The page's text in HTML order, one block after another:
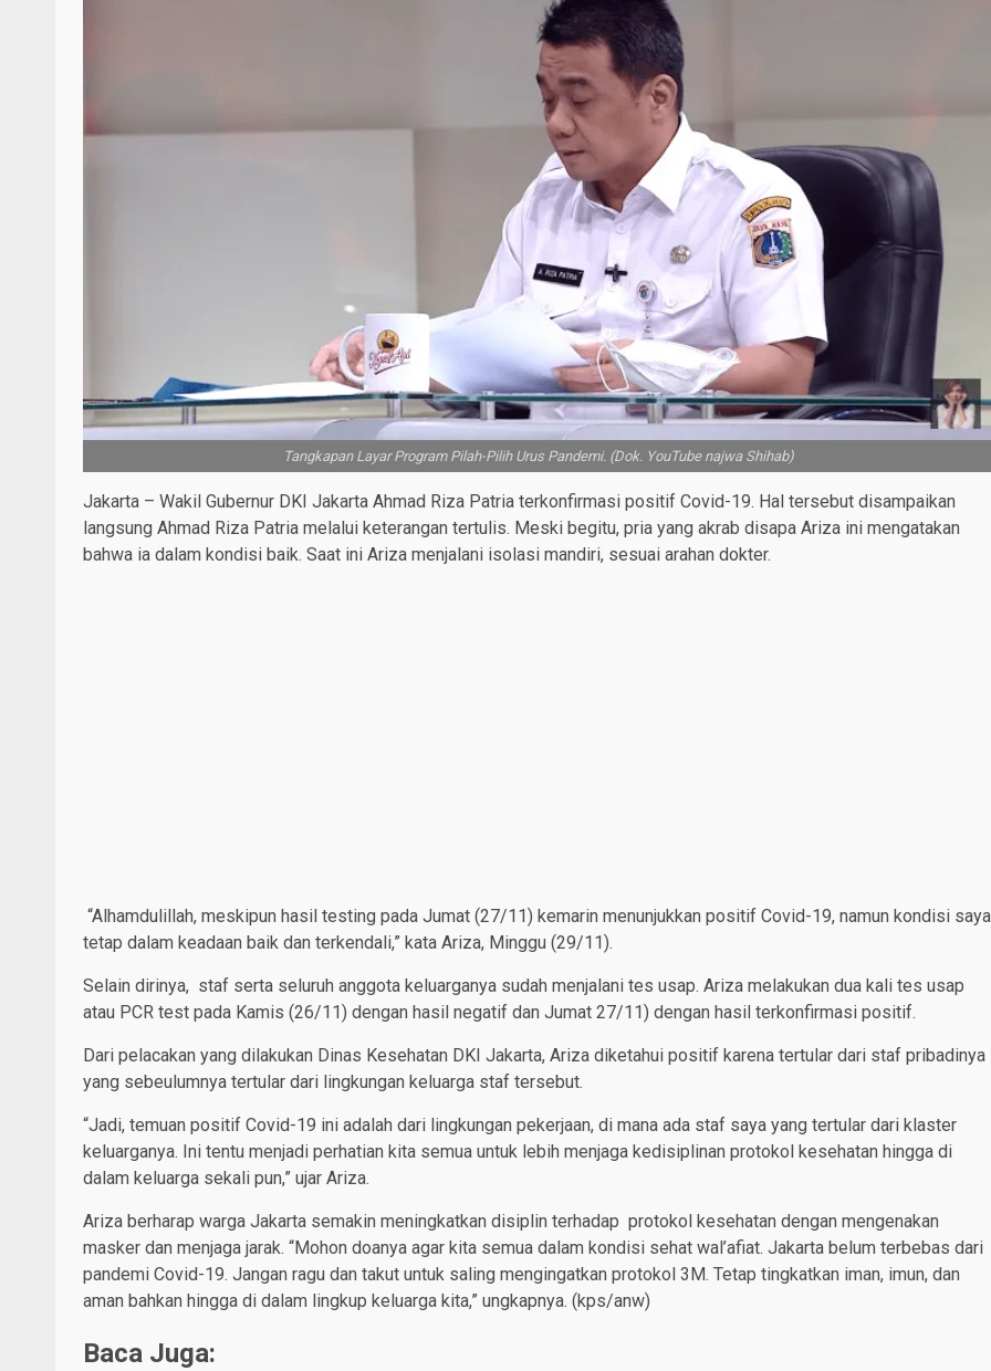
Tangkapan Layar Program Pilah-Pilih Urus Pandemi. (Dok. YouTube najwa Shihab)
Jakarta – Wakil Gubernur DKI Jakarta Ahmad Riza Patria terkonfirmasi positif Covid-19. Hal tersebut disampaikan
langsung Ahmad Riza Patria melalui keterangan tertulis. Meski begitu, pria yang akrab disapa Ariza ini mengatakan
bahwa ia dalam kondisi baik. Saat ini Ariza menjalani isolasi mandiri, sesuai arahan dokter.
“Alhamdulillah, meskipun hasil testing pada Jumat (27/11) kemarin menunjukkan positif Covid-19, namun kondisi saya
tetap dalam keadaan baik dan terkendali,” kata Ariza, Minggu (29/11).
Selain dirinya, staf serta seluruh anggota keluarganya sudah menjalani tes usap. Ariza melakukan dua kali tes usap
atau PCR test pada Kamis (26/11) dengan hasil negatif dan Jumat 27/11) dengan hasil terkonfirmasi positif.
Dari pelacakan yang dilakukan Dinas Kesehatan DKI Jakarta, Ariza diketahui positif karena tertular dari staf pribadinya
yang sebeulumnya tertular dari lingkungan keluarga staf tersebut.
“Jadi, temuan positif Covid-19 ini adalah dari lingkungan pekerjaan, di mana ada staf saya yang tertular dari klaster
keluarganya. Ini tentu menjadi perhatian kita semua untuk lebih menjaga kedisiplinan protokol kesehatan hingga di
dalam keluarga sekali pun,” ujar Ariza.
Ariza berharap warga Jakarta semakin meningkatkan disiplin terhadap protokol kesehatan dengan mengenakan
masker dan menjaga jarak. “Mohon doanya agar kita semua dalam kondisi sehat wal’afiat. Jakarta belum terbebas dari
pandemi Covid-19. Jangan ragu dan takut untuk saling mengingatkan protokol 3M. Tetap tingkatkan iman, imun, dan
aman bahkan hingga di dalam lingkup keluarga kita,” ungkapnya. (kps/anw)
Baca Juga: